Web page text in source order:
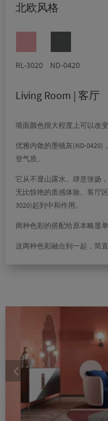
北欧风格
RL-3020 ND-0420
Living Room | 客厅
墙面颜色很大程度上可以改
优雅内敛的墨镜灰(ND-
登气质。
它从不显山露水、肆意张扬
无比惊艳的质感体验。客厅
3020)起到中和作用。
两种色彩的搭配给原本略显
这两种色彩融合到一起，简